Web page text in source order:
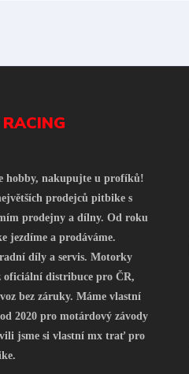
hobby, nakupujte u profíků!
prodejců pitbike s
prodejny a dílny. Od roku
jezdíme a prodáváme.
díly a servis. Motorky
oficiální distribuce pro ČR,
bez záruky. Máme vlastní
2020 pro motárdový závody
jsme si vlastní mx trať pro